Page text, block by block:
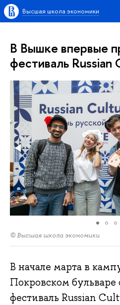
Высшая школа экономики
В Вышке впервые
фестиваль Russian
© Высшая школа экономики
В начале марта в
Покровском бульваре
фестиваль Russian